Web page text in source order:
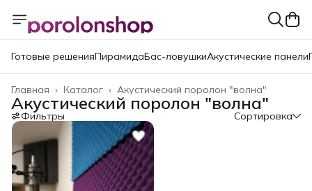
Готовые решенияПирамидаБас-ловушкиАкустические панели
Акустический поролон "волна"
Каталог ›
Главная ›
Акустический поролон "волна"
Фильтры Сортировка